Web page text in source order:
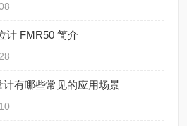
计 FMR50 简介
有哪些常见的应用场景